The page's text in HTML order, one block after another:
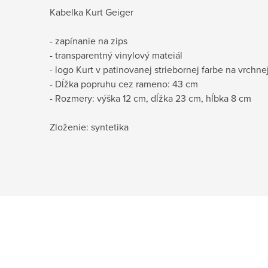
Kabelka Kurt Geiger
- zapínanie na zips
- transparentný vinylový mateiál
- logo Kurt v patinovanej striebornej farbe na
- Dĺžka popruhu cez rameno: 43 cm
- Rozmery: výška 12 cm, dĺžka 23 cm, hĺbka 8 cm
Zloženie: syntetika